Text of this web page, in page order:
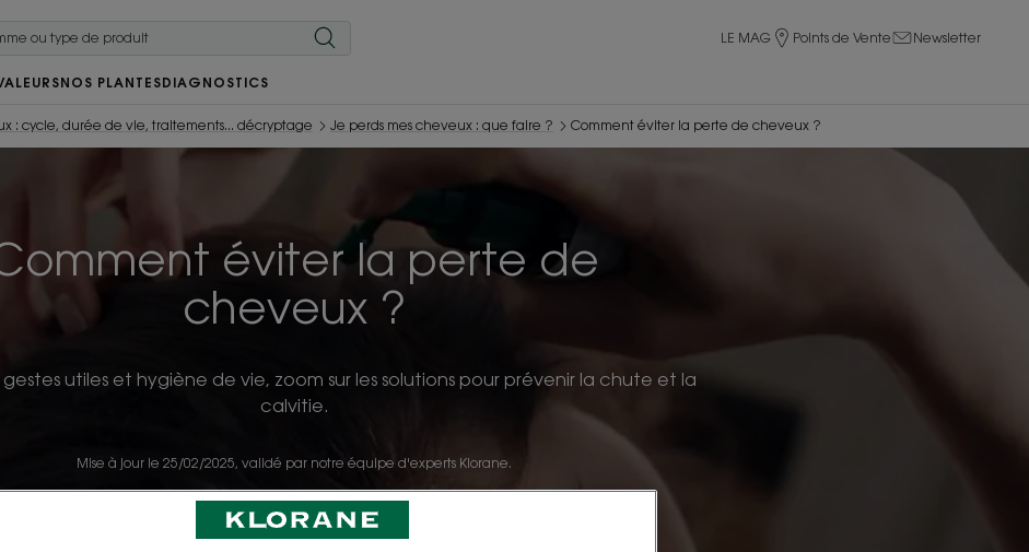
LE MAG Points de Vente Newsletter
NOS PLANTESDIAGNOSTICS
: cycle, durée de vie, traitements... décryptage Je perds mes cheveux : que faire ? Comment éviter la perte de cheveux ?
éviter la perte de
cheveux ?
utiles et hygiène de vie, zoom sur les solutions pour prévenir la chute et la
calvitie.
Mise à jour le 25/02/2025, validé par notre équipe d'experts Klorane.
Je perds mes cheveux : que faire ?